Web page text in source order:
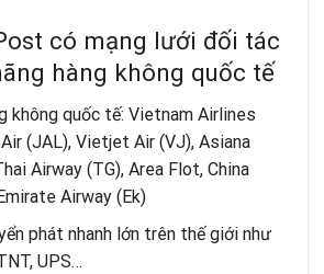
có mạng lưới đối tác
hàng không quốc tế
không quốc tế: Vietnam Airlines
(JAL), Vietjet Air (VJ), Asiana
Airway (TG), Area Flot, China
Airway (Ek)
phát nhanh lớn trên thế giới như
UPS…